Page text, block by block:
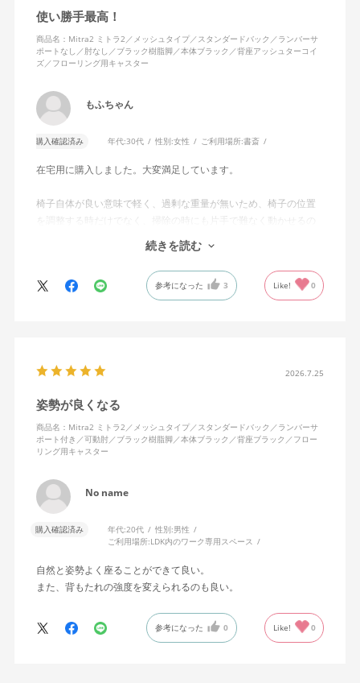
使い勝手最高！
商品名：Mitra2 ミトラ2／メッシュタイプ／スタンダードバック／ランバーサ
ポートなし／肘なし／ブラック樹脂脚／本体ブラック／背座アッシュターコイ
ズ／フローリング用キャスター
もふちゃん
購入確認済み 年代:30代 性別:女性 ご利用場所:書斎
在宅用に購入しました。大変満足しています。
椅子自体が良い意味で軽く、過剰な重量が無いため、椅子の位置
を調整する時だけでなく、掃除の時にも片手で難なく動かせるの
で、ストレスを感じません。
背中はメッシュ素材でハリがあり、沈み込みすぎないところが気
に入っています。色も画像通りのアッシュブルーで、部屋の差し
色になっています。
キャスターはフローリング用を選びました。とにかく動きが滑ら
思います。良い商品に巡り会えてとても嬉しいです。
続きを読む
参考になった 3 Like! 0
2026.7.25
姿勢が良くなる
商品名：Mitra2 ミトラ2／メッシュタイプ／スタンダードバック／ランバーサ
ポート付き／可動肘／ブラック樹脂脚／本体ブラック／背座ブラック／フロー
リング用キャスター
No name
購入確認済み 年代:20代 性別:男性
ご利用場所:LDK内のワーク専用スペース
自然と姿勢よく座ることができて良い。
また、背もたれの強度を変えられるのも良い。
参考になった 0 Like! 0